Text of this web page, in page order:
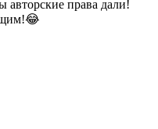
авторские права дали!